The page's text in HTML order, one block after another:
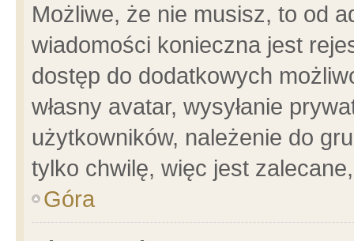
Możliwe, że nie musisz, to od
wiadomości konieczna jest
dostęp do dodatkowych
własny avatar, wysyłanie
użytkowników, należenie do
tylko chwilę, więc jest
Góra